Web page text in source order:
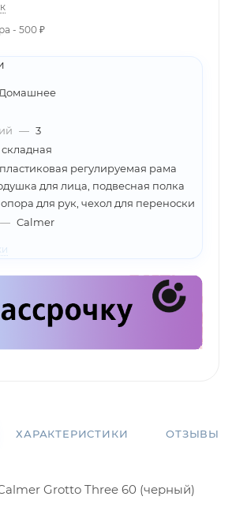
- 500 ₽
Домашнее
— 3
складная
пластиковая регулируемая рама
для лица, подвесная полка
для рук, чехол для переноски
— Calmer
ХАРАКТЕРИСТИКИ ОТЗЫВЫ
Grotto Three 60 (черный)